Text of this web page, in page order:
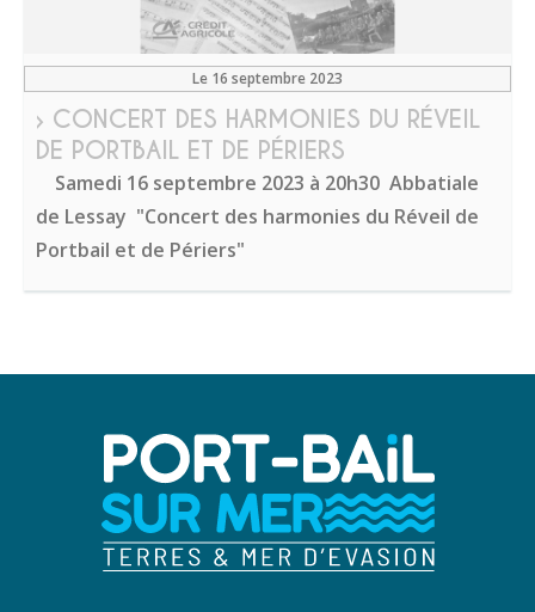
Le 16 septembre 2023
› CONCERT DES HARMONIES DU RÉVEIL
DE PORTBAIL ET DE PÉRIERS
Samedi 16 septembre 2023 à 20h30 Abbatiale
de Lessay "Concert des harmonies du Réveil de
Portbail et de Périers"